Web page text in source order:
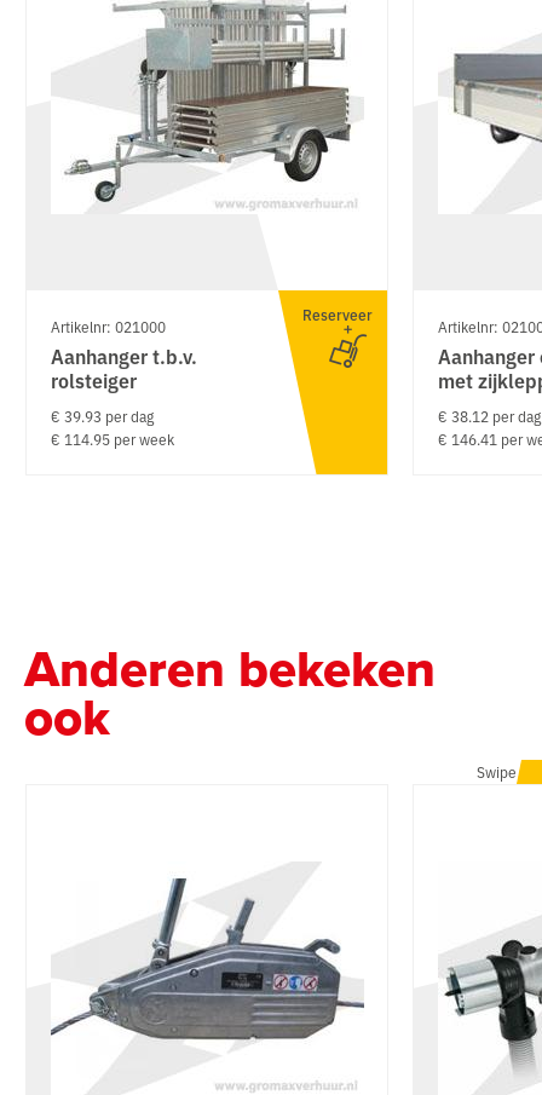
Artikelnr: 021000
Aanhanger t.b.v.
rolsteiger
€ 39.93 per dag
€ 114.95 per week
Reserveer
Artikelnr:
met
€ 38.12 per dag
€ 146.41 per
Anderen bekeken
ook
Swipe